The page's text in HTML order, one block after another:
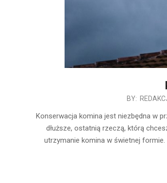
BY:
Konserwacja komina jest niezbędna w
dłuższe, ostatnią rzeczą, którą
utrzymanie komina w świetnej